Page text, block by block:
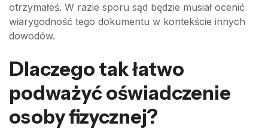
otrzymałeś. W razie sporu sąd będzie musiał ocenić
wiarygodność tego dokumentu w kontekście innych
dowodów.
Dlaczego tak łatwo
podważyć oświadczenie
osoby fizycznej?